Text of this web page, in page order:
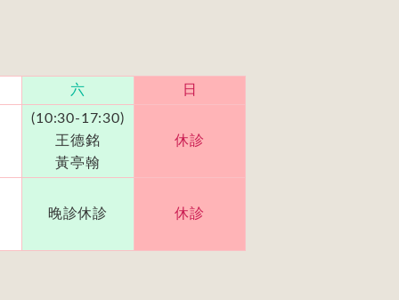
六
日
(10:30-17:30)
王德銘
黃亭翰
休診
晚診休診 休診